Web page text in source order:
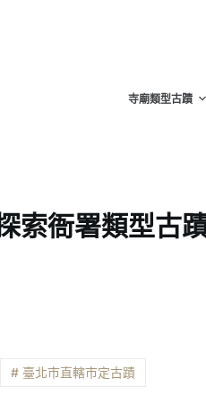
寺廟類型古蹟
索衙署類型古
# 臺北市直轄市定古蹟